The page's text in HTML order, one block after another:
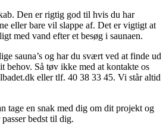
Den er rigtig god til hvis du har
eller bare vil slappe af. Det er vigtigt at
med vand efter et besøg i saunaen.
sauna’s og har du svært ved at finde ud
behov. Så tøv ikke med at kontakte os
eller tlf. 40 38 33 45. Vi står altid
tage en snak med dig om dit projekt og
bedst til dig.